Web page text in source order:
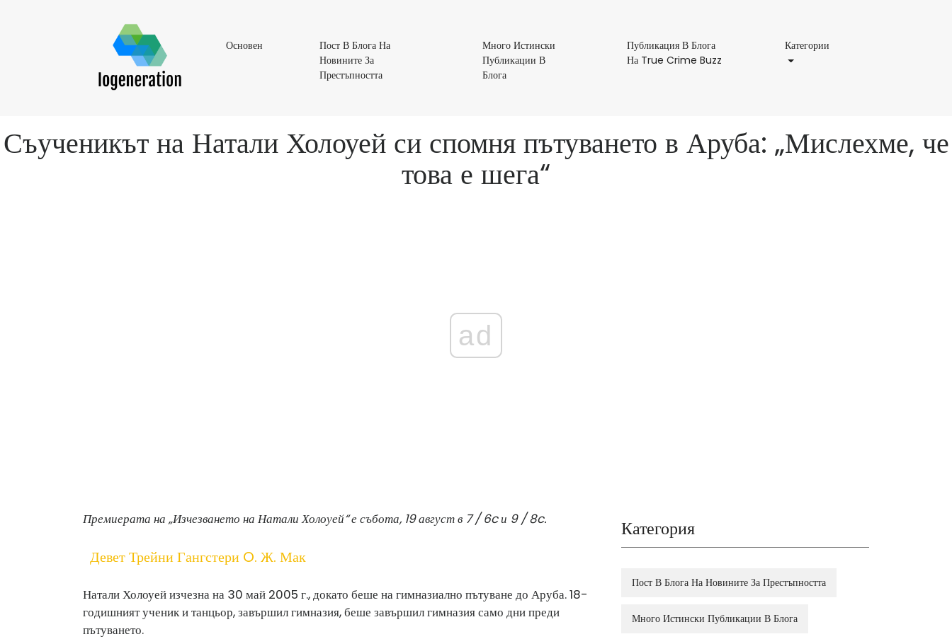
ОсновенОсновен
Пост В Блога На
Новините За
ПрестъпносттаПост
Новините
За
Много Истински
Публикации В
БлогаМного
Публикация В Блога
На True Crime Buzz
Crime
Buzz
Категории
Съученикът на Натали Холоуей си спомня пътуването в Аруба: „Мислехме, че
това е шега“
ad
Премиерата на „Изчезването на Натали Холоуей“ е събота, 19 август в 7 / 6c и 9 / 8c.
Девет Трейни Гангстери O. Ж. Мак
Натали Холоуей изчезна на 30 май 2005 г., докато беше на гимназиално пътуване до Аруба. 18-
годишният ученик и танцьор, завършил гимназия, беше завършил гимназия само дни преди
пътуването.
Категория
Пост В Блога На Новините За Престъпността
Много Истински Публикации В Блога